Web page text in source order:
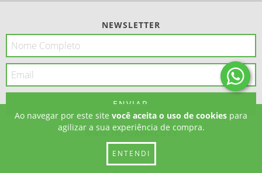
Ao navegar por este site você aceita o uso de cookies para
agilizar a sua experiência de compra.
ENTENDI
NEWSLETTER
MAIS INFORMAÇÕES
Início